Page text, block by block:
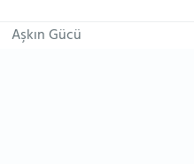
Aşkın Gücü